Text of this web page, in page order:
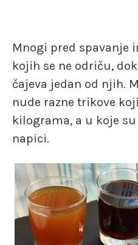
Mnogi pred spavanje
kojih se ne odriču,
čajeva jedan od njih.
nude razne trikove
kilograma, a u koje
napici.